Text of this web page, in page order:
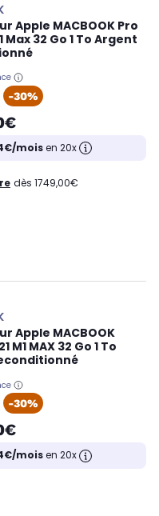
Apple MACBOOK Pro
Max 32 Go 1 To Argent
-30%
moisen 20x
dès 1749,00€
Apple MACBOOK
M1 MAX 32 Go 1 To
-30%
moisen 20x